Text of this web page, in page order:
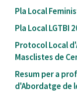
Pla Local
Pla Local LGTBI
Protocol Local
Masclistes de
Resum per a
d'Abordatge de